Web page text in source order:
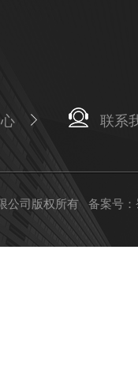
联系
公司版权所有 备案号：